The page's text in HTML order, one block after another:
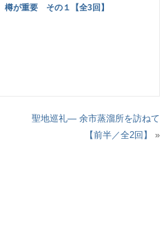
樽が重要 その１【全3回】
聖地巡礼― 余市蒸溜所を訪ねて
【前半／全2回】
»